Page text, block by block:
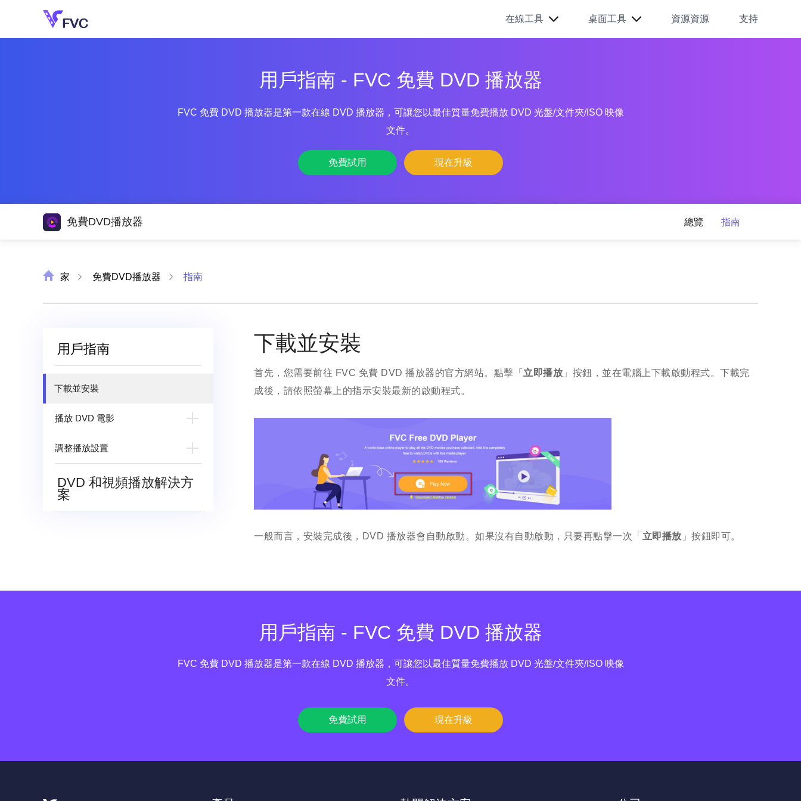
在線工具 桌面工具 資源資源 支持
用戶指南 - FVC 免費 DVD 播放器
FVC 免費 DVD 播放器是第一款在線 DVD 播放器，可讓您以最佳質量免費播放 DVD 光盤/文件夾/ISO 映像
文件。
免費試用 現在升級
免費DVD播放器 總覽 指南
家 免費DVD播放器 指南
用戶指南
下載並安裝
播放 DVD 電影
打開 DVD 光盤/文件
控製播放過程
更改音頻/字幕軌道
調整播放設置
DVD 和視頻播放解決方
案
下載並安裝
首先，您需要前往 FVC 免費 DVD 播放器的官方網站。點擊「 立即播放 」按鈕，並在電腦上下載啟動程式。下載完
成後，請依照螢幕上的指示安裝最新的啟動程式。
一般而言，安裝完成後，DVD 播放器會自動啟動。如果沒有自動啟動，只要再點擊一次「 立即播放 」按鈕即可。
用戶指南 - FVC 免費 DVD 播放器
FVC 免費 DVD 播放器是第一款在線 DVD 播放器，可讓您以最佳質量免費播放 DVD 光盤/文件夾/ISO 映像
文件。
免費試用 現在升級